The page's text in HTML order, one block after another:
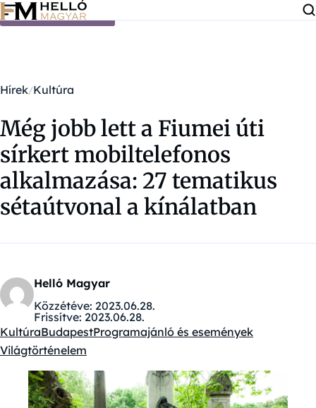
Ugrás a tartalomra
Hírek Kultúra
Még jobb lett a Fiumei úti
sírkert mobiltelefonos
alkalmazása: 27 tematikus
sétaútvonal a kínálatban
Helló Magyar
Közzétéve: 2023.06.28.
Frissítve: 2023.06.28.
Kategóriák:
KultúraBudapestProgramajánló és események
Világtörténelem